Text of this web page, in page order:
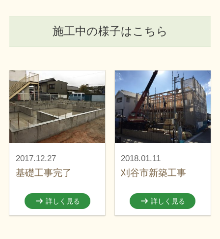
施工中の様子はこちら
2017.12.27
基礎工事完了
詳しく見る
2018.01.11
刈谷市新築工事
詳しく見る